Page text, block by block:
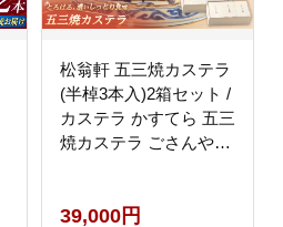
松翁軒 五三焼カステラ
(半棹3本入)2箱セット /
カステラ かすてら 五三
焼カステラ ごさんやき
賀 お持たせ / 諫早市 /
39,000円